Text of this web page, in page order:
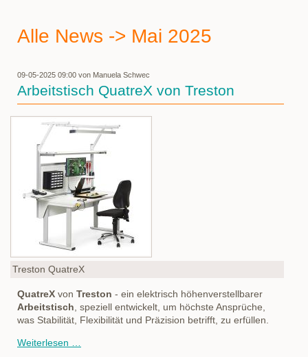
Alle News -> Mai 2025
09-05-2025 09:00 von Manuela Schwec
Arbeitstisch QuatreX von Treston
Treston QuatreX
QuatreX von Treston - ein elektrisch höhenverstellbarer
Arbeitstisch , speziell entwickelt, um höchste Ansprüche,
was Stabilität, Flexibilität und Präzision betrifft, zu erfüllen.
Weiterlesen …